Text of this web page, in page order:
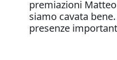
premiazioni
siamo cavata
presenze